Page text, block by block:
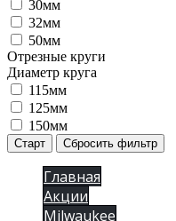
30мм
32мм
50мм
Отрезные круги
Диаметр круга
115мм
125мм
150мм
Старт Сбросить фильтр
Главная
Акции
Milwaukee